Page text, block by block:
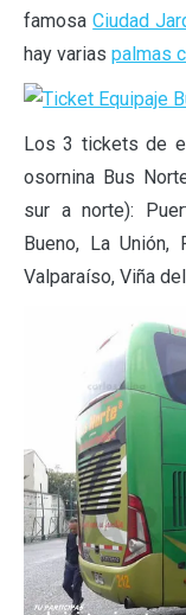
famosaCiudad
hay varias palmas
Los 3 tickets de
osornina Bus
sur a norte):
Bueno, La Unión,
Valparaíso, Viña